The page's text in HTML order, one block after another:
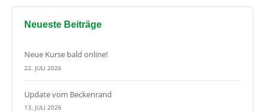
Neueste Beiträge
Neue Kurse bald online!
22. JULI 2026
Update vom Beckenrand
13. JULI 2026